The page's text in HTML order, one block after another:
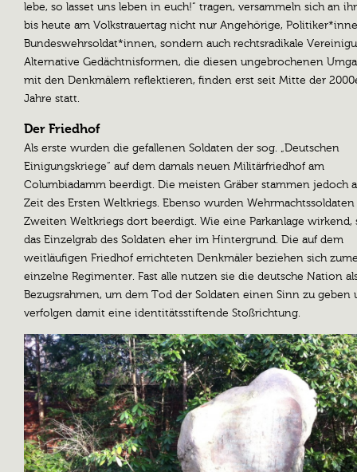
lebe, so lasset uns leben in euch!“ tragen, versammeln sich an
bis heute am Volkstrauertag nicht nur Angehörige,
Bundeswehrsoldat*innen, sondern auch rechtsradikale
Alternative Gedächtnisformen, die diesen ungebrochenen
mit den Denkmälern reflektieren, finden erst seit Mitte der
Jahre statt.
Der Friedhof
Als erste wurden die gefallenen Soldaten der sog. „Deutschen
Einigungskriege“ auf dem damals neuen Militärfriedhof am
Columbiadamm beerdigt. Die meisten Gräber stammen jedoch
Zeit des Ersten Weltkriegs. Ebenso wurden Wehrmachtssoldaten
Zweiten Weltkriegs dort beerdigt. Wie eine Parkanlage wirkend,
das Einzelgrab des Soldaten eher im Hintergrund. Die auf dem
weitläufigen Friedhof errichteten Denkmäler beziehen sich
einzelne Regimenter. Fast alle nutzen sie die deutsche Nation
Bezugsrahmen, um dem Tod der Soldaten einen Sinn zu geben
verfolgen damit eine identitätsstiftende Stoßrichtung.